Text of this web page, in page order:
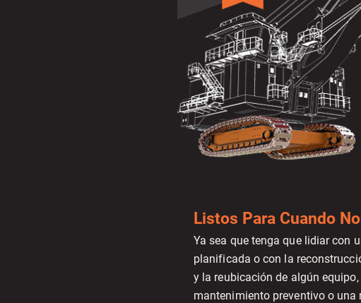
Listos Para Cuando
Ya sea que tenga que lidiar con
planificada o con la
y la reubicación de algún
mantenimiento preventivo o una